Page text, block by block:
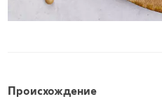
Происхождение